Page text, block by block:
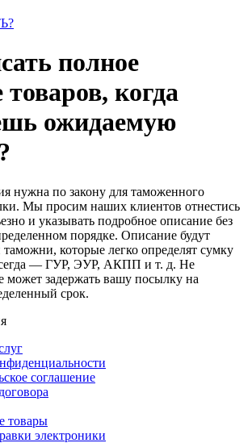
полное
товаров, когда
ожидаемую
нужна по закону для таможенного
Мы просим наших клиентов отнестись
и указывать подробное описание без
порядке. Описание будут
таможни, которые легко определят сумку
— ГУР, ЭУР, АКПП и т. д. Не
может задержать вашу посылку на
срок.
соглашение
товары
электроники